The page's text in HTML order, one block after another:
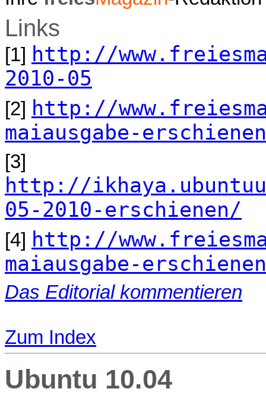
Links
[1] http://
2010-05
[2] http://
maiausgabe-
[3]
http://
05-2010-erschienen/
[4] http://
maiausgabe-
Das Editorial kommentieren
Zum Index
Ubuntu 10.04